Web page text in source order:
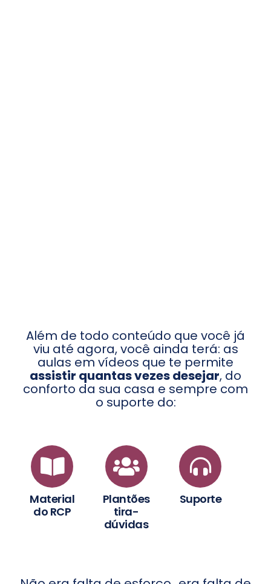
Além de todo conteúdo que você já
viu até agora, você ainda terá: as
aulas em vídeos que te permite
assistir quantas vezes desejar, do
conforto da sua casa e sempre com
o suporte do:
Material
do RCP
Plantões
tira-
dúvidas
Suporte